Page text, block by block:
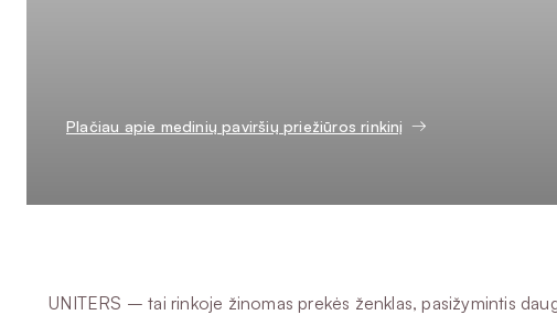
Plačiau apie medinių paviršių priežiūros rinkinį
UNITERS – tai rinkoje žinomas prekės ženklas, pasižymintis